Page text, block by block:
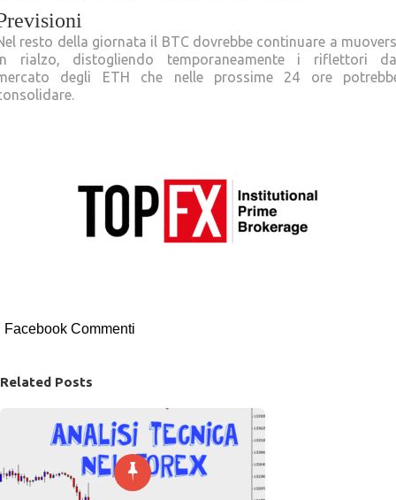
resto della giornata il BTC dovrebbe continuare a
rialzo, distogliendo temporaneamente i riflettori
degli ETH che nelle prossime 24 ore
Facebook Commenti
Related Posts